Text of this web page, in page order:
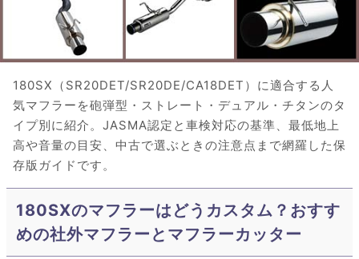
180SX（SR20DET/SR20DE/CA18DET）に適合する人
気マフラーを砲弾型・ストレート・デュアル・チタンのタ
イプ別に紹介。JASMA認定と車検対応の基準、最低地上
高や音量の目安、中古で選ぶときの注意点まで網羅した保
存版ガイドです。
180SXのマフラーはどうカスタム？おすす
めの社外マフラーとマフラーカッター